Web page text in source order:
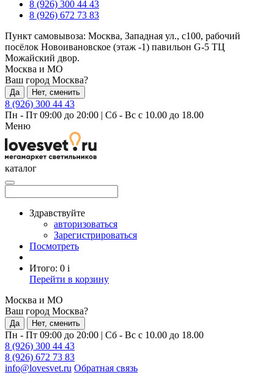
8 (926) 300 44 43
8 (926) 672 73 83
Пункт самовывоза: Москва, Западная ул., с100, рабочий
посёлок Новоивановское (этаж -1) павильон G-5 ТЦ
Можайский двор.
Москва и МО
Ваш город Москва?
Да Нет, сменить
8 (926) 300 44 43
Пн - Пт 09:00 до 20:00 | Сб - Вс с 10.00 до 18.00
Меню
каталог
Здравствуйте
авторизоваться
Зарегистрироваться
Посмотреть
Итого: 0 i
Перейти в корзину
Москва и МО
Ваш город Москва?
Да Нет, сменить
Пн - Пт 09:00 до 20:00 | Сб - Вс с 10.00 до 18.00
8 (926) 300 44 43
8 (926) 672 73 83
info@lovesvet.ru Обратная связь